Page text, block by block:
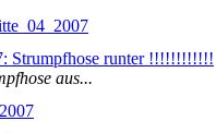
Strumpfhose runter !!!!!!!!!!!!
aus...